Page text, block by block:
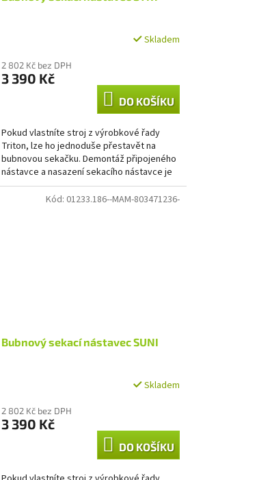
Skladem
2 802 Kč bez DPH
3 390 Kč
DO KOŠÍKU
Pokud vlastníte stroj z výrobkové řady
Triton, lze ho jednoduše přestavět na
bubnovou sekačku. Demontáž připojeného
nástavce a nasazení sekacího nástavce je
otázkou max. 15...
Bubnový sekací nástavec SUNI
Skladem
2 802 Kč bez DPH
3 390 Kč
DO KOŠÍKU
Kód: 01233.186--MAM-803471236-